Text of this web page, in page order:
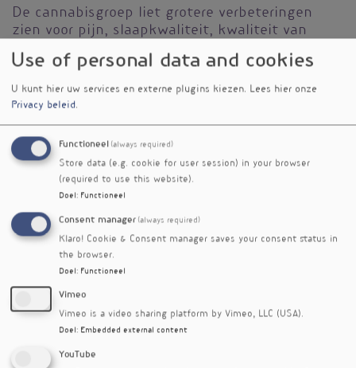
De cannabisgroep liet grotere verbeteringen
zien voor pijn, slaapkwaliteit, kwaliteit van
de placebogroep. Zeventig procent van de
deelnemers in de cannabisgroep behaalde een
klinisch relevante pijnvermindering van ten
placebogroep. Daarnaast rapporteerde 40% van
de deelnemers in de cannabisgroep een
duidelijke afname van de klachten en
beperkingen door fibromyalgie, tegenover 10%
geen significante veranderingen voor
vermoeidheid, angst of depressie.
De onderzoekers concluderen dat een
cannabisolie met een 1:1-verhouding van THC en
CBD haalbaar, veilig en mogelijk effectief is
voor de behandeling van
kwaliteit van leven lijken baat te hebben bij
Use of personal data and cookies
U kunt hier uw services en externe plugins kiezen. Lees hier onze
Privacy beleid.
Functioneel (always required)
Store data (e.g. cookie for user session) in your browser
(required to use this website).
Doel : Functioneel
Consent manager (always required)
Klaro! Cookie & Consent manager saves your consent status in
the browser.
Doel : Functioneel
Vimeo
Vimeo is a video sharing platform by Vimeo, LLC (USA).
Doel : Embedded external content
YouTube